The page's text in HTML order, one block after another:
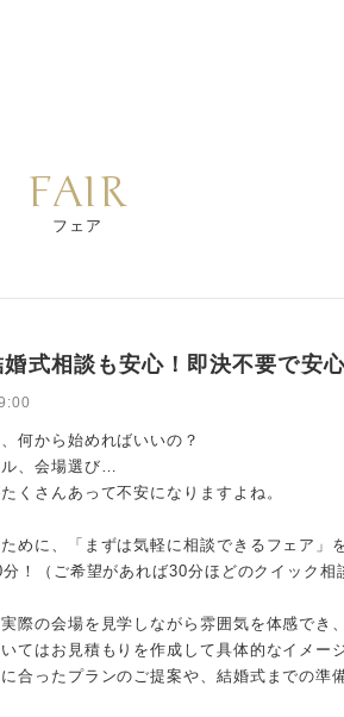
FAIR
フェア
式相談も安心！即決不要で安
何から始めればいいの？
、会場選び…
くさんあって不安になりますよね。
めに、「まずは気軽に相談できるフェア」
！（ご希望があれば30分ほどのクイック相
際の会場を見学しながら雰囲気を体感でき、
てはお見積もりを作成して具体的なイメー
合ったプランのご提案や、結婚式までの準